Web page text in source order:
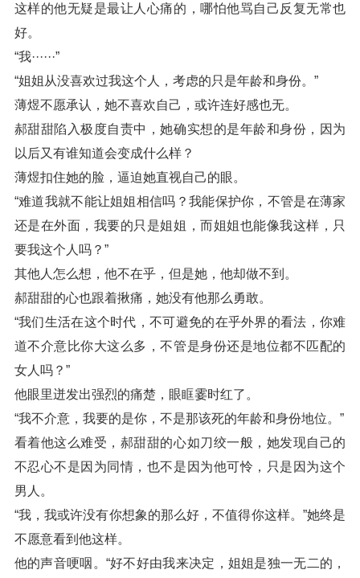
这样的他无疑是最让人心痛的，哪怕他骂自己反复无常也
好。
“我······”
“姐姐从没喜欢过我这个人，考虑的只是年龄和身份。”
薄煜不愿承认，她不喜欢自己，或许连好感也无。
郝甜甜陷入极度自责中，她确实想的是年龄和身份，因为
以后又有谁知道会变成什么样？
薄煜扣住她的脸，逼迫她直视自己的眼。
“难道我就不能让姐姐相信吗？我能保护你，不管是在薄家
还是在外面，我要的只是姐姐，而姐姐也能像我这样，只
要我这个人吗？”
其他人怎么想，他不在乎，但是她，他却做不到。
郝甜甜的心也跟着揪痛，她没有他那么勇敢。
“我们生活在这个时代，不可避免的在乎外界的看法，你难
道不介意比你大这么多，不管是身份还是地位都不匹配的
女人吗？”
他眼里迸发出强烈的痛楚，眼眶霎时红了。
“我不介意，我要的是你，不是那该死的年龄和身份地位。”
看着他这么难受，郝甜甜的心如刀绞一般，她发现自己的
不忍心不是因为同情，也不是因为他可怜，只是因为这个
男人。
“我，我或许没有你想象的那么好，不值得你这样。”她终是
不愿意看到他这样。
他的声音哽咽。“好不好由我来决定，姐姐是独一无二的，